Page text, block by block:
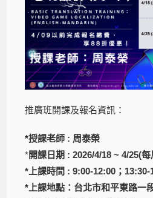
推廣班開課及報名資訊：
*授課老師 : 周泰榮
*開課日期 : 2026/4/18 ~ 4/25(
*上課時間 : 9:00-12:00；13:30-
*上課地點：台北市和平東路一